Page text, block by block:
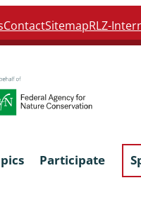
ContactSitemapRLZ-
Participate